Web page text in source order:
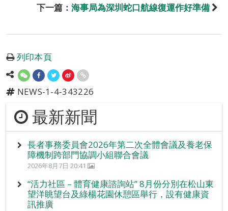
下一篇： 海事局為深圳蛇口航線復運作好準備
列印本頁
NEWS-1-4-343226
最新新聞
長者事務委員會2026年第二次全體會議及養老保
障機制跨部門協調小組聯合會議
2026年8月7日 20:41
“活力社區 – 體育健康諮詢站” 8月份分別在松山東
望洋眺望台及綠楊花園休憩區舉行，設有健康資
訊推廣